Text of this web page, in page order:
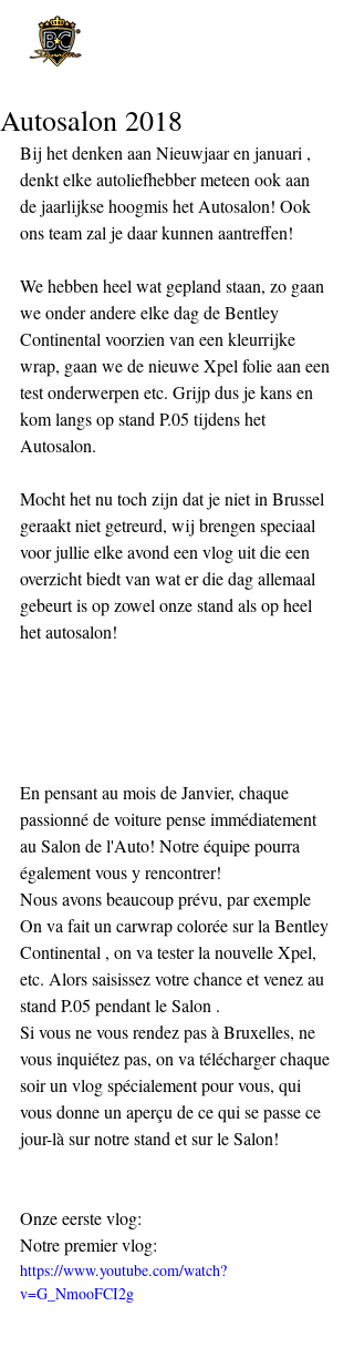
Autosalon 2018
Bij het denken aan Nieuwjaar en januari ,
denkt elke autoliefhebber meteen ook aan
de jaarlijkse hoogmis het Autosalon! Ook
ons team zal je daar kunnen aantreffen!
We hebben heel wat gepland staan, zo gaan
we onder andere elke dag de Bentley
Continental voorzien van een kleurrijke
wrap, gaan we de nieuwe Xpel folie aan een
test onderwerpen etc. Grijp dus je kans en
kom langs op stand P.05 tijdens het
Autosalon.
Mocht het nu toch zijn dat je niet in Brussel
geraakt niet getreurd, wij brengen speciaal
voor jullie elke avond een vlog uit die een
overzicht biedt van wat er die dag allemaal
gebeurt is op zowel onze stand als op heel
het autosalon!
En pensant au mois de Janvier, chaque
passionné de voiture pense immédiatement
au Salon de l'Auto! Notre équipe pourra
également vous y rencontrer!
Nous avons beaucoup prévu, par exemple
On va fait un carwrap colorée sur la Bentley
Continental , on va tester la nouvelle Xpel,
etc. Alors saisissez votre chance et venez au
stand P.05 pendant le Salon .
Si vous ne vous rendez pas à Bruxelles, ne
vous inquiétez pas, on va télécharger chaque
soir un vlog spécialement pour vous, qui
vous donne un aperçu de ce qui se passe ce
jour-là sur notre stand et sur le Salon!
Onze eerste vlog:
Notre premier vlog:
https://www.youtube.com/watch?
v=G_NmooFCI2g